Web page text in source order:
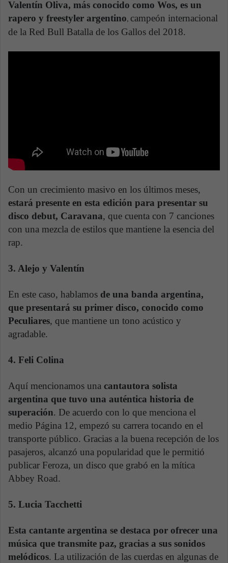
Valentín Oliva, más conocido como Wos, es un
rapero y freestyler argentino, campeón internacional
de la Red Bull Batalla de los Gallos del 2018.
Con un crecimiento masivo en los últimos meses,
estará presente en esta edición para presentar su
disco debut, Caravana, que cuenta con 7 canciones
con una mezcla de estilos que mantiene la esencia del
rap.
3. Alejo y Valentín
En este caso, hablamos de una banda argentina,
que presentará su primer disco, conocido como
Peculiares, que mantiene un tono acústico y
agradable.
4. Feli Colina
Aquí mencionamos una cantautora solista
argentina que tuvo una auténtica historia de
superación. De acuerdo con lo que menciona el
medio Página 12, empezó su carrera tocando en el
transporte público. Gracias a la buena recepción de los
pasajeros, alcanzó una popularidad que le permitió
publicar Feroza, un disco que grabó en la mítica
Abbey Road.
5. Lucia Tacchetti
Esta cantante argentina se destaca por ofrecer una
música que transmite paz, gracias a sus sonidos
melódicos. La utilización de las cuerdas en algunas de